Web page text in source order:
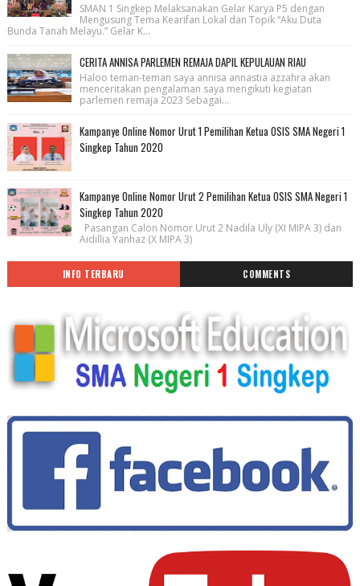
SMAN 1 Singkep Melaksanakan Gelar Karya P5 dengan
Mengusung Tema Kearifan Lokal dan Topik “Aku Duta
Bunda Tanah Melayu.” Gelar K...
CERITA ANNISA PARLEMEN REMAJA DAPIL KEPULAUAN RIAU
Haloo teman-teman saya annisa annastia azzahra akan
menceritakan pengalaman saya mengikuti kegiatan
parlemen remaja 2023 Sebagai...
Kampanye Online Nomor Urut 1 Pemilihan Ketua OSIS SMA Negeri 1
Singkep Tahun 2020
Kampanye Online Nomor Urut 2 Pemilihan Ketua OSIS SMA Negeri 1
Singkep Tahun 2020
Pasangan Calon Nomor Urut 2 Nadila Uly (XI MIPA 3) dan
Aidillia Yanhaz (X MIPA 3)
INFO TERBARU COMMENTS